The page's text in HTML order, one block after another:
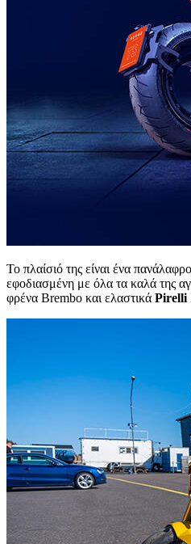
Το πλαίσιό της είναι ένα
εφοδιασμένη με όλα τα καλά της
φρένα Brembo και ελαστικά Pirelli